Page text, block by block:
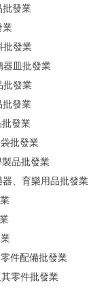
發業
業
批發業
皿批發業
批發業
發業
發業
批發業
品批發業
、育樂用品批發業
件配備批發業
零件批發業